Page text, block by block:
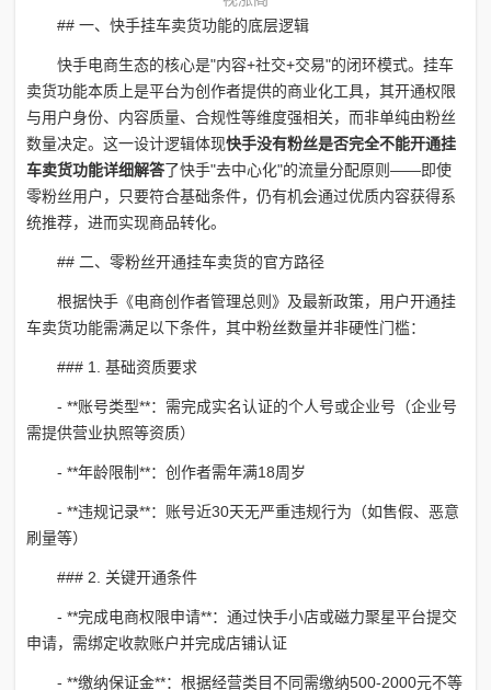
## 一、快手挂车卖货功能的底层逻辑
快手电商生态的核心是"内容+社交+交易"的闭环模式。挂车
卖货功能本质上是平台为创作者提供的商业化工具，其开通权限
与用户身份、内容质量、合规性等维度强相关，而非单纯由粉丝
数量决定。这一设计逻辑体现快手没有粉丝是否完全不能开通挂
车卖货功能详细解答了快手"去中心化"的流量分配原则——即使
零粉丝用户，只要符合基础条件，仍有机会通过优质内容获得系
统推荐，进而实现商品转化。
## 二、零粉丝开通挂车卖货的官方路径
根据快手《电商创作者管理总则》及最新政策，用户开通挂
车卖货功能需满足以下条件，其中粉丝数量并非硬性门槛：
### 1. 基础资质要求
- **账号类型**：需完成实名认证的个人号或企业号（企业号
需提供营业执照等资质）
- **年龄限制**：创作者需年满18周岁
- **违规记录**：账号近30天无严重违规行为（如售假、恶意
刷量等）
### 2. 关键开通条件
- **完成电商权限申请**：通过快手小店或磁力聚星平台提交
申请，需绑定收款账户并完成店铺认证
- **缴纳保证金**：根据经营类目不同需缴纳500-2000元不等